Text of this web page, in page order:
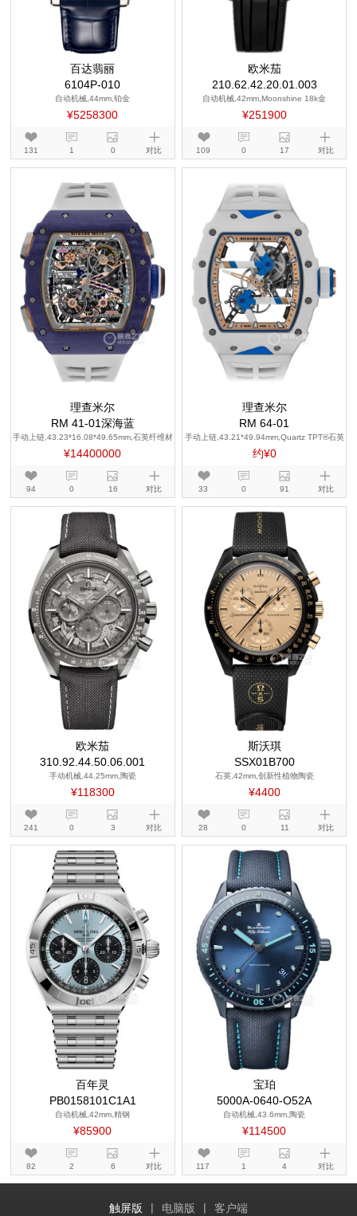
百达翡丽
6104P-010
自动机械,44mm,铂金
¥5258300
131 1 0 对比
欧米茄
210.62.42.20.01.003
自动机械,42mm,Moonshine 18k金
¥251900
109 0 17 对比
理查米尔
RM 41-01深海蓝
手动上链,43.23*16.08*49.65mm,石英纤维材
质
¥14400000
94 0 16 对比
理查米尔
RM 64-01
手动上链,43.21*49.94mm,Quartz TPT®石英
纤维
约¥0
33 0 91 对比
欧米茄
310.92.44.50.06.001
手动机械,44.25mm,陶瓷
¥118300
241 0 3 对比
斯沃琪
SSX01B700
石英,42mm,创新性植物陶瓷
¥4400
28 0 11 对比
百年灵
PB0158101C1A1
自动机械,42mm,精钢
¥85900
82 2 6 对比
宝珀
5000A-0640-O52A
自动机械,43.6mm,陶瓷
¥114500
117 1 4 对比
触屏版 | 电脑版 | 客户端